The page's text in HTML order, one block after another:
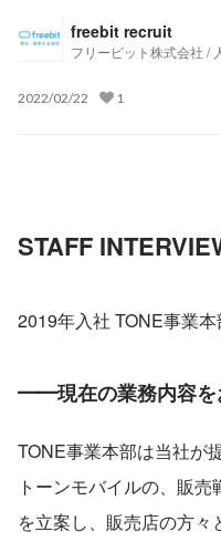
freebit recruit
フリービット株式会社 /
2022/02/22 1
STAFF
2019年入社 TONE事業
━━現在の業務内容を
TONE事業本部は当社が
トーンモバイルの、販
を立案し、販売店の方